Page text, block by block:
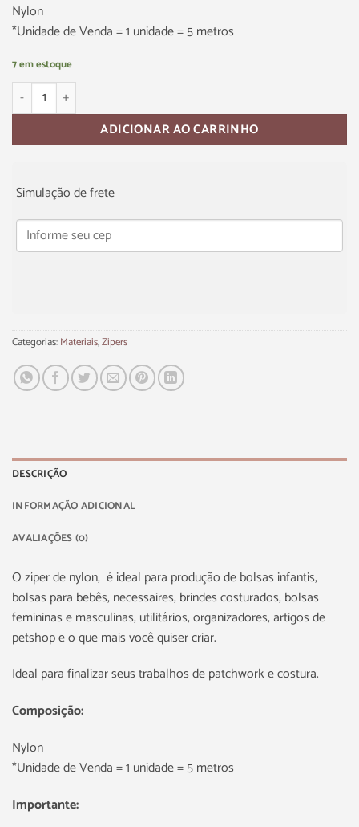
Nylon
*Unidade de Venda = 1 unidade = 5 metros
7 em estoque
ADICIONAR AO CARRINHO
Simulação de frete
Categorias:Materiais,Zipers
DESCRIÇÃO
INFORMAÇÃO ADICIONAL
AVALIAÇÕES (0)
O zíper de nylon, é ideal para produção de bolsas infantis,
bolsas para bebês, necessaires, brindes costurados, bolsas
femininas e masculinas, utilitários, organizadores, artigos de
petshop e o que mais você quiser criar.
Ideal para finalizar seus trabalhos de patchwork e costura.
Composição:
Nylon
*Unidade de Venda = 1 unidade = 5 metros
Importante: